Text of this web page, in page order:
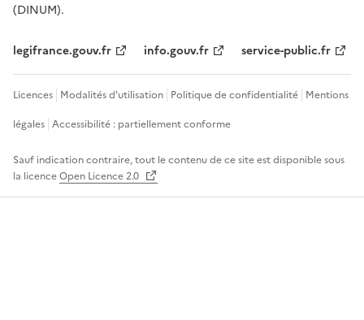
(DINUM).
legifrance.gouv.fr info.gouv.fr service-public.fr
Licences Modalités d'utilisation Politique de confidentialité Mentions
légales Accessibilité : partiellement conforme
Sauf indication contraire, tout le contenu de ce site est disponible sous
la licenceOpen Licence 2.0